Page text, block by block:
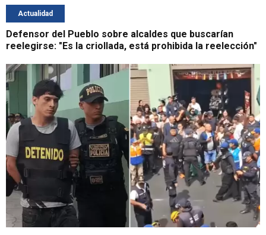
Actualidad
Defensor del Pueblo sobre alcaldes que buscarían
reelegirse: "Es la criollada, está prohibida la reelección"